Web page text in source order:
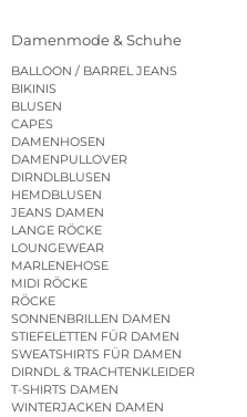
Damenmode & Schuhe
BALLOON / BARREL JEANS
BIKINIS
BLUSEN
CAPES
DAMENHOSEN
DAMENPULLOVER
DIRNDLBLUSEN
HEMDBLUSEN
JEANS DAMEN
LANGE RÖCKE
LOUNGEWEAR
MARLENEHOSE
MIDI RÖCKE
RÖCKE
SONNENBRILLEN DAMEN
STIEFELETTEN FÜR DAMEN
SWEATSHIRTS FÜR DAMEN
DIRNDL & TRACHTENKLEIDER
T-SHIRTS DAMEN
WINTERJACKEN DAMEN